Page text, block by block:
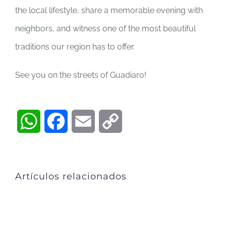
the local lifestyle, share a memorable evening with
neighbors, and witness one of the most beautiful
traditions our region has to offer.
See you on the streets of Guadiaro!
WhatsAppFacebookEmail
Artículos relacionados